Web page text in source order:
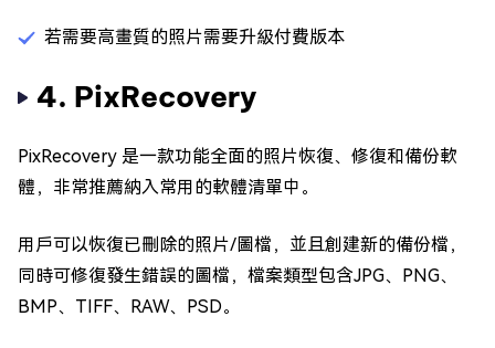
若需要高畫質的照片需要升級付費版本
4. PixRecovery
PixRecovery 是一款功能全面的照片恢復、修復和備份軟
體，非常推薦納入常用的軟體清單中。
用戶可以恢復已刪除的照片/圖檔，並且創建新的備份檔，
同時可修復發生錯誤的圖檔，檔案類型包含JPG、PNG、
BMP、TIFF、RAW、PSD。